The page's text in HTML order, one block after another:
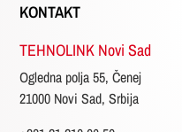
KONTAKT
TEHNOLINK Novi Sad
Ogledna polja 55, Čenej
21000 Novi Sad, Srbija